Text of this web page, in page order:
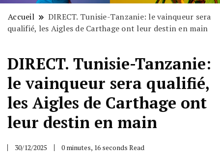
Accueil
DIRECT. Tunisie-Tanzanie: le vainqueur sera
qualifié, les Aigles de Carthage ont leur destin en main
DIRECT. Tunisie-Tanzanie:
le vainqueur sera qualifié,
les Aigles de Carthage ont
leur destin en main
30/12/2025 0 minutes, 16 seconds Read